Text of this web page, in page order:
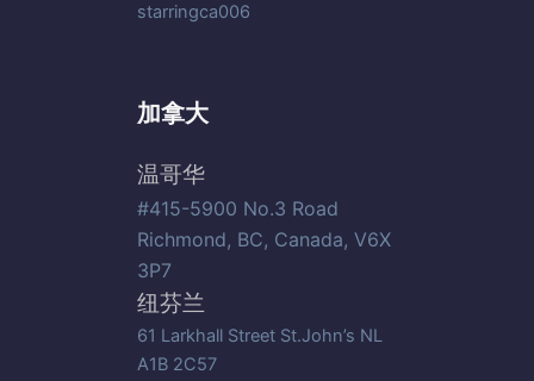
starringca006
加拿大
温哥华
#415-5900 No.3 Road
Richmond, BC, Canada, V6X
3P7
纽芬兰
61 Larkhall Street St.John’s NL
A1B 2C57